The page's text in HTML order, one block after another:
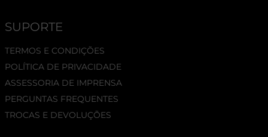
SUPORTE
TERMOS E CONDIÇÕES
POLÍTICA DE PRIVACIDADE
ASSESSORIA DE IMPRENSA
PERGUNTAS FREQUENTES
TROCAS E DEVOLUÇÕES